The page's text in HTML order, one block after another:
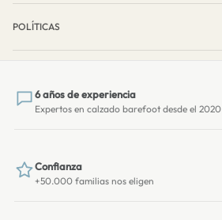
POLÍTICAS
6 años de experiencia
Expertos en calzado barefoot desde el 2020
Confianza
+50.000 familias nos eligen